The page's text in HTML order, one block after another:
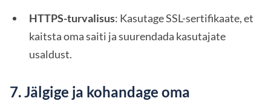
HTTPS-turvalisus: Kasutage SSL-sertifikaate, et
kaitsta oma saiti ja suurendada kasutajate
usaldust.
7. Jälgige ja kohandage oma